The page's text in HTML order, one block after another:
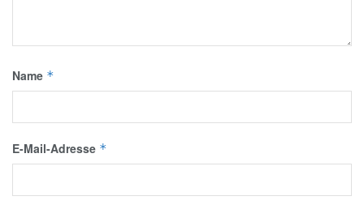
Name *
E-Mail-Adresse *